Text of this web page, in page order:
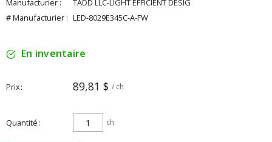
Manufacturier :
TADD LLC-LIGHT EFFICIENT DESIG
# Manufacturier : LED-8029E345C-A-FW
En inventaire
Prix 89,81 $ / ch
Quantité ch